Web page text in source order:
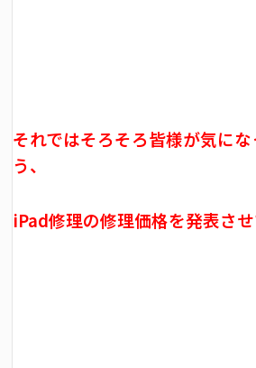
それではそろそろ皆様が気に
う、
iPad修理の修理価格を発表させ